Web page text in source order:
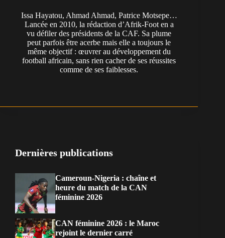
Issa Hayatou, Ahmad Ahmad, Patrice Motsepe…
Lancée en 2010, la rédaction d’Afrik-Foot en a
vu défiler des présidents de la CAF. Sa plume
peut parfois être acerbe mais elle a toujours le
même objectif : œuvrer au développement du
football africain, sans rien cacher de ses réussites
comme de ses faiblesses.
Dernières publications
Cameroun-Nigeria : chaîne et
heure du match de la CAN
féminine 2026
CAN féminine 2026 : le Maroc
rejoint le dernier carré